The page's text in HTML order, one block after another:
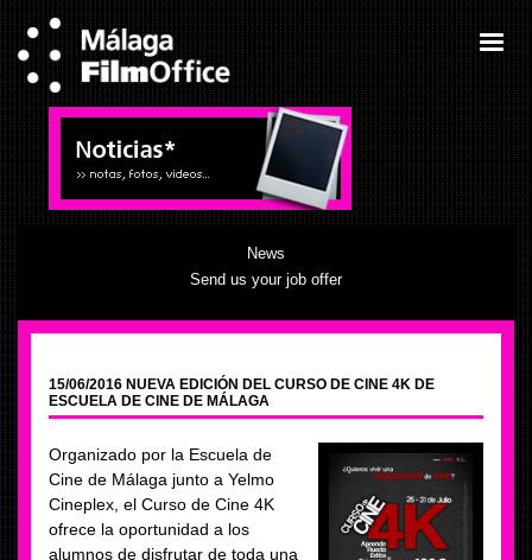
News
Send us your job offer
15/06/2016 NUEVA EDICIÓN DEL CURSO DE CINE 4K DE
ESCUELA DE CINE DE MÁLAGA
Organizado por la Escuela de
Cine de Málaga junto a Yelmo
Cineplex, el Curso de Cine 4K
ofrece la oportunidad a los
alumnos de disfrutar de toda una